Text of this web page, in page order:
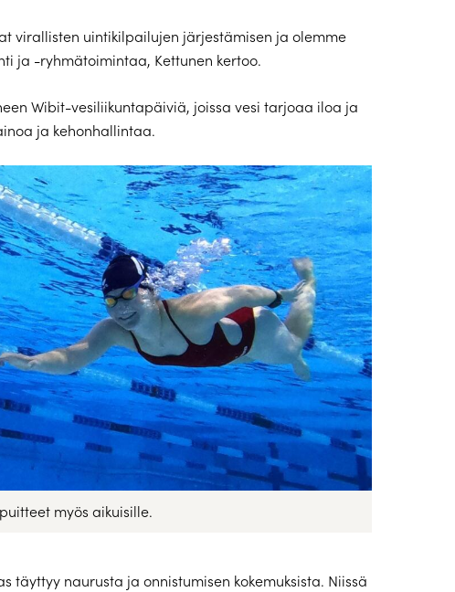
virallisten uintikilpailujen järjestämisen ja olemme
ja -ryhmätoimintaa, Kettunen kertoo.
Wibit-vesiliikuntapäiviä, joissa vesi tarjoaa iloa ja
ja kehonhallintaa.
myös aikuisille.
täyttyy naurusta ja onnistumisen kokemuksista. Niissä